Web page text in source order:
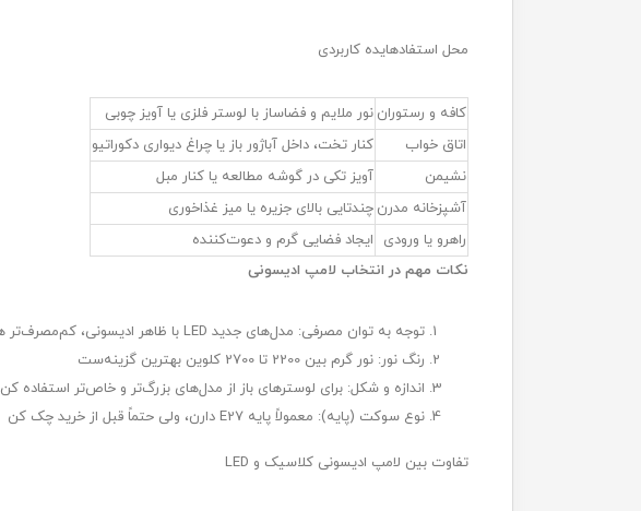
محل استفادهایده کاربردی
کافه و رستوران نور ملایم و فضا‌ساز با لوستر فلزی یا آویز چوبی
اتاق خواب
کنار تخت، داخل آباژور باز یا چراغ دیواری دکوراتیو
نشیمن
آویز تکی در گوشه مطالعه یا کنار مبل
آشپزخانه مدرن چندتایی بالای جزیره یا میز غذاخوری
راهرو یا ورودی
ایجاد فضایی گرم و دعوت‌کننده
نکات مهم در انتخاب لامپ ادیسونی
توجه به توان مصرفی: مدل‌های جدید LED با ظاهر ادیسونی، کم‌مصرف‌تر هستن
رنگ نور: نور گرم بین 2200 تا 2700 کلوین بهترین گزینه‌ست
اندازه و شکل: برای لوسترهای باز از مدل‌های بزرگ‌تر و خاص‌تر استفاده کن
نوع سوکت (پایه): معمولاً پایه E27 دارن، ولی حتماً قبل از خرید چک کن
تفاوت بین لامپ ادیسونی کلاسیک و LED